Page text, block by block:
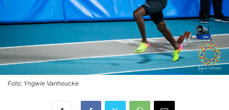
Foto: Yngwie Vanhoucke